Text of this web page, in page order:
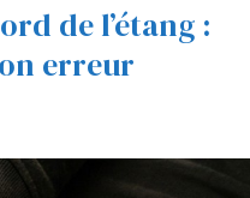
de l’étang :
erreur